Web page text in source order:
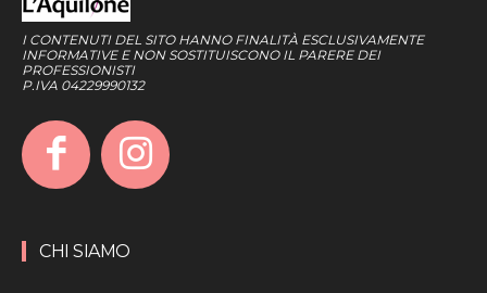
I CONTENUTI DEL SITO HANNO FINALITÀ ESCLUSIVAMENTE
INFORMATIVE E NON SOSTITUISCONO IL PARERE DEI
PROFESSIONISTI
P.IVA 04229990132
CHI SIAMO